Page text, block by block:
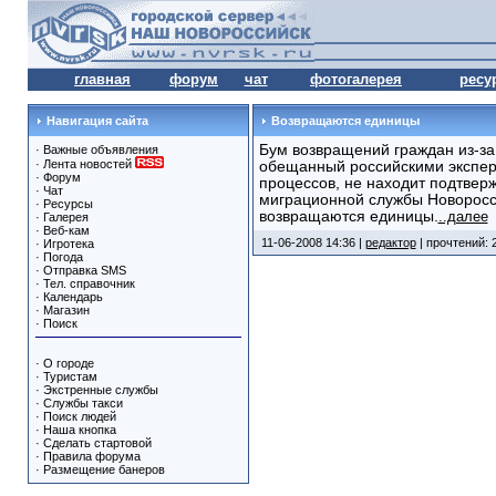
главная форум чат фотогалерея
Навигация сайта
· Важные объявления
· Лента новостей
· Форум
· Чат
· Ресурсы
· Галерея
· Веб-кам
· Игротека
· Погода
· Отправка SMS
· Тел. справочник
· Календарь
· Магазин
· Поиск
· О городе
· Туристам
· Экстренные службы
· Службы такси
· Поиск людей
· Наша кнопка
· Сделать стартовой
· Правила форума
· Размещение банеров
Возвращаются единицы
Бум возвращений граждан из-
обещанный российскими
процессов, не находит
миграционной службы
возвращаются единицы...далее
11-06-2008 14:36 | редактор| прочтений: